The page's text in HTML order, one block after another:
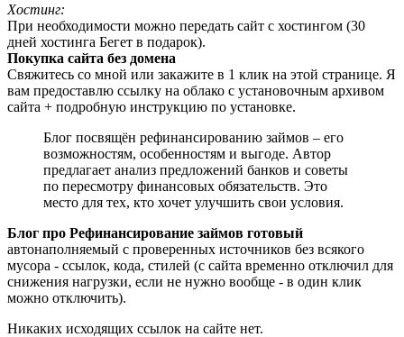
Хостинг:
При необходимости можно передать сайт с хостингом (30
дней хостинга Бегет в подарок).
Покупка сайта без домена
Свяжитесь со мной или закажите в 1 клик на этой странице. Я
вам предоставлю ссылку на облако с установочным архивом
сайта + подробную инструкцию по установке.
Блог посвящён рефинансированию займов – его
возможностям, особенностям и выгоде. Автор
предлагает анализ предложений банков и советы
по пересмотру финансовых обязательств. Это
место для тех, кто хочет улучшить свои условия.
Блог про Рефинансирование займов готовый
автонаполняемый с проверенных источников без всякого
мусора - ссылок, кода, стилей (с сайта временно отключил для
снижения нагрузки, если не нужно вообще - в один клик
можно отключить).
Никаких исходящих ссылок на сайте нет.